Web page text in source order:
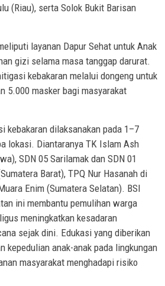
(Riau), serta Solok Bukit Barisan
layanan Dapur Sehat untuk Anak
gizi selama masa tanggap darurat.
kebakaran melalui dongeng untuk
5.000 masker bagi masyarakat
kebakaran dilaksanakan pada 1–7
lokasi. Diantaranya TK Islam Ash
SDN 05 Sarilamak dan SDN 01
Barat), TPQ Nur Hasanah di
Enim (Sumatera Selatan). BSI
ini membantu pemulihan warga
meningkatkan kesadaran
sejak dini. Edukasi yang diberikan
kepedulian anak-anak pada lingkungan
masyarakat menghadapi risiko